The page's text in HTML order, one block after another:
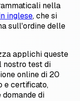
nella
inglese, che si
sull'ordine delle
applichi queste
nostro test di
online di 20
e certificato,
di